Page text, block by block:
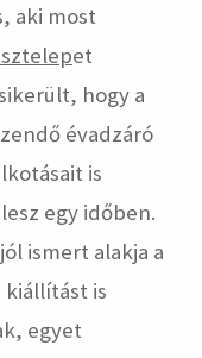
aki most
et
hogy a
évadzáró
is
egy időben.
ismert alakja a
is
egyet